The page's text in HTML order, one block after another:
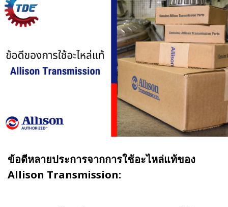
ข้อดีหลายประการจากการใช้อะไหล่แท้ของ
Allison Transmission: